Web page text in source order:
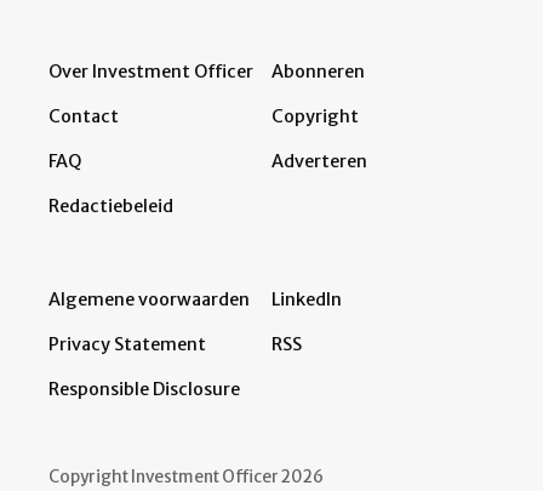
Over Investment Officer
Contact
FAQ
Redactiebeleid
Abonneren
Copyright
Adverteren
Algemene voorwaarden
Privacy Statement
Responsible Disclosure
LinkedIn
RSS
Copyright Investment Officer 2026